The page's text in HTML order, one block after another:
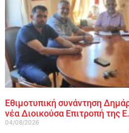
Εθιμοτυπική συνάντηση
νέα Διοικούσα Επιτροπή της
04/08/2026